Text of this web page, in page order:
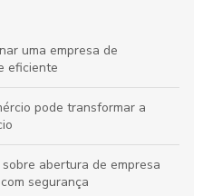
uma empresa de
eficiente
pode transformar a
abertura de empresa
segurança